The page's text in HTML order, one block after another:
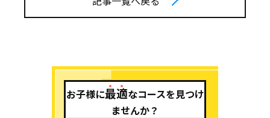
お子様に最適なコースを見つけ
ませんか？